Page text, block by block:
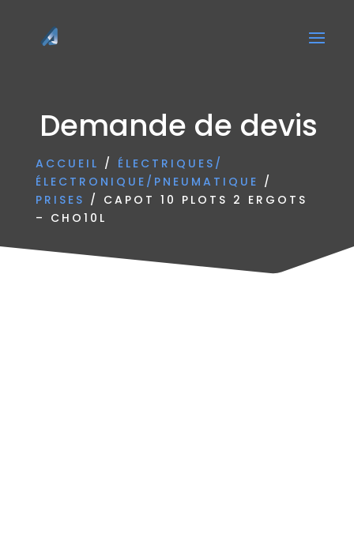
Demande de devis
ACCUEIL / ÉLECTRIQUES/
ÉLECTRONIQUE/PNEUMATIQUE /
PRISES / CAPOT 10 PLOTS 2 ERGOTS
– CHO10L